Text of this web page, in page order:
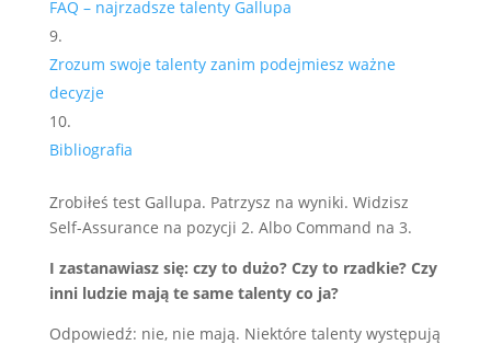
FAQ – najrzadsze talenty Gallupa
Zrozum swoje talenty zanim podejmiesz ważne
decyzje
Bibliografia
Zrobiłeś test Gallupa. Patrzysz na wyniki. Widzisz
Self-Assurance na pozycji 2. Albo Command na 3.
I zastanawiasz się: czy to dużo? Czy to rzadkie? Czy
inni ludzie mają te same talenty co ja?
Odpowiedź: nie, nie mają. Niektóre talenty występują